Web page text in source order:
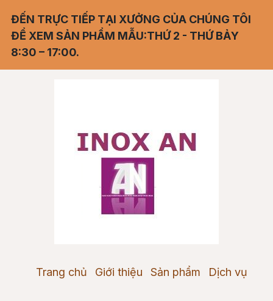
ĐẾN TRỰC TIẾP TẠI XƯỞNG CỦA CHÚNG TÔI
ĐỂ XEM SẢN PHẨM MẪU:THỨ 2 - THỨ BẢY
8:30 – 17:00.
Trang chủ Giới thiệu Sản phẩm Dịch vụ